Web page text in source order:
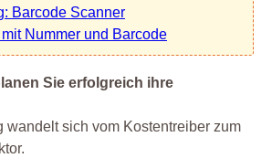
Barcode Scanner
mit Nummer und Barcode
Sie erfolgreich ihre
wandelt sich vom Kostentreiber zum